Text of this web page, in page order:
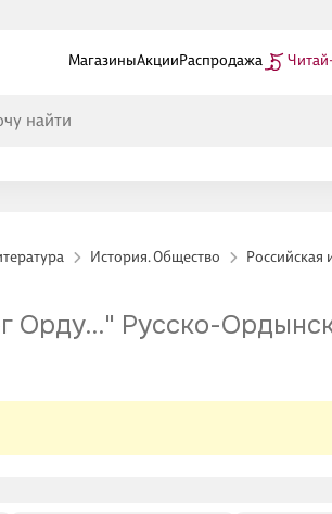
МагазиныАкцииРаспродажа
История. Общество Российская
Орду…" Русско-